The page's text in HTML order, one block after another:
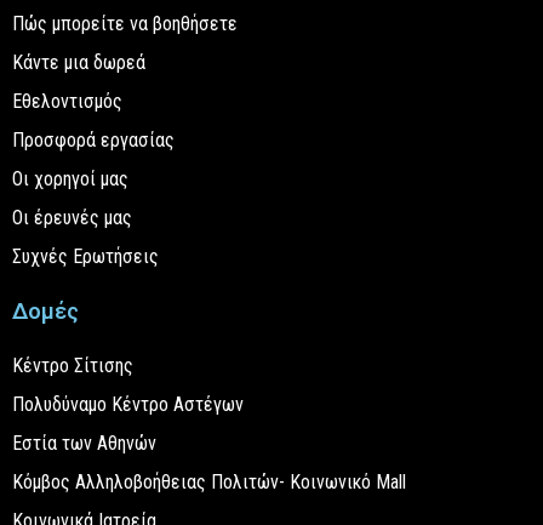
Πώς μπορείτε να βοηθήσετε
Κάντε μια δωρεά
Εθελοντισμός
Προσφορά εργασίας
Οι χορηγοί μας
Οι έρευνές μας
Συχνές Ερωτήσεις
Δομές
Κέντρο Σίτισης
Πολυδύναμο Κέντρο Αστέγων
Εστία των Αθηνών
Κόμβος Αλληλοβοήθειας Πολιτών- Κοινωνικό Mall